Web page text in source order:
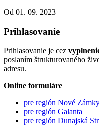
Od 01. 09. 2023
Prihlasovanie
Prihlasovanie je cez
poslaním štrukturovaného
adresu.
Online formuláre
pre región Nové
pre región Galanta
pre región Dunajská